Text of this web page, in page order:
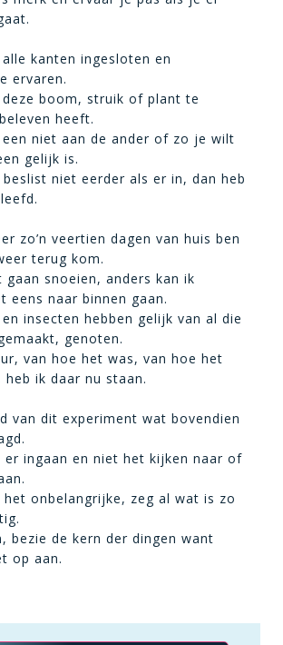
kanten ingesloten en
ervaren.
deze boom, struik of plant te
heeft.
een niet aan de ander of zo je wilt
gelijk is.
niet eerder als er in, dan heb
zo’n veertien dagen van huis ben
terug kom.
snoeien, anders kan ik
eens naar binnen gaan.
insecten hebben gelijk van al die
genoten.
van hoe het was, van hoe het
heb ik daar nu staan.
van dit experiment wat bovendien
er ingaan en niet het kijken naar of
het onbelangrijke, zeg al wat is zo
bezie de kern der dingen want
op aan.